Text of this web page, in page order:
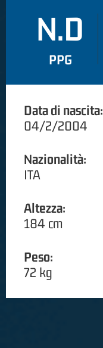
N.D
PPG
Data di nascita:
04/2/2004
Nazionalità:
ITA
Altezza:
184 cm
Peso:
72 kg